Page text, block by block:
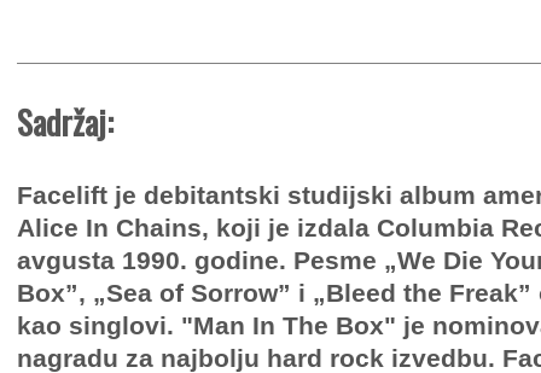
Sadržaj:
Facelift je debitantski studijski album
Alice In Chains, koji je izdala Columbia
avgusta 1990. godine. Pesme „We Die
Box”, „Sea of ​​Sorrow” i „Bleed the
kao singlovi. "Man In The Box" je
nagradu za najbolju hard rock izvedbu.